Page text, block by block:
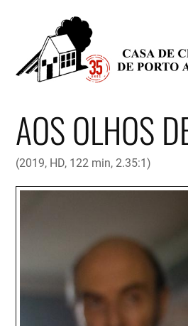
AOS OLHOS
(2019, HD, 122 min, 2.35:1)